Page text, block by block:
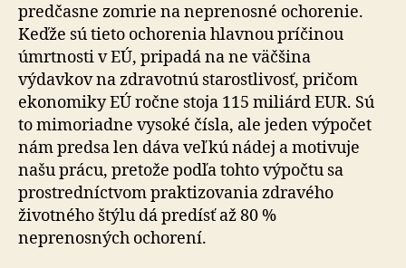
predčasne zomrie na neprenosné ochorenie.
Keďže sú tieto ochorenia hlavnou príčinou
úmrtnosti v EÚ, pripadá na ne väčšina
výdavkov na zdravotnú starostlivosť, pričom
ekonomiky EÚ ročne stoja 115 miliárd EUR. Sú
to mimoriadne vysoké čísla, ale jeden výpočet
nám predsa len dáva veľkú nádej a motivuje
našu prácu, pretože podľa tohto výpočtu sa
prostredníctvom praktizovania zdravého
životného štýlu dá predísť až 80 %
neprenosných ochorení.